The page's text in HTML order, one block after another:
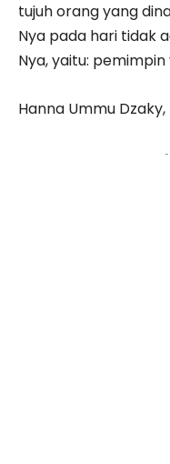
tujuh orang yang
Nya pada hari tidak
Nya, yaitu:
Hanna Ummu
-